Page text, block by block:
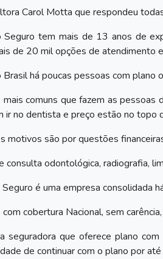
Carol Motta que respondeu
tem mais de 13 anos de
de 20 mil opções de atendimento
Brasil há poucas pessoas com plano
comuns que fazem as pessoas
ir no dentista e preço estão no topo
motivos são por questões
consulta odontológica, radiografia,
é uma empresa consolidada
cobertura Nacional, sem
seguradora que oferece plano
de continuar com o plano por até